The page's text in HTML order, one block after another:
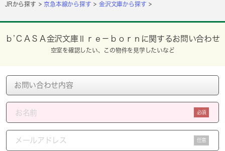
JRから探す 京急本線から探す 金沢文庫から探す
ｂ’ＣＡＳＡ金沢文庫Ⅱｒｅ－ｂｏｒｎに関するお問い合わせ
空室を確認したい、この物件を見学したいなど
必須
任意